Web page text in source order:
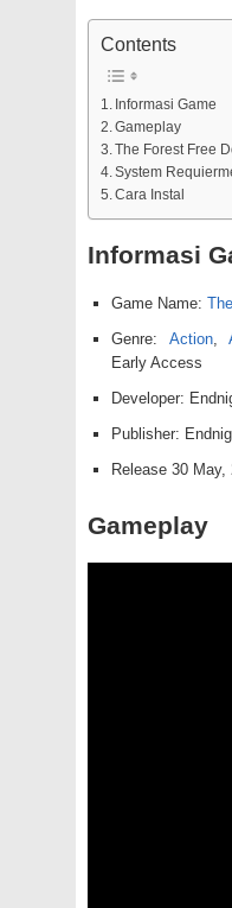
Contents
Informasi Game
Gameplay
The Forest Free
System
Cara Instal
Informasi
Game Name:
Genre: Action,
Early Access
Developer:
Publisher:
Release 30 May,
Gameplay